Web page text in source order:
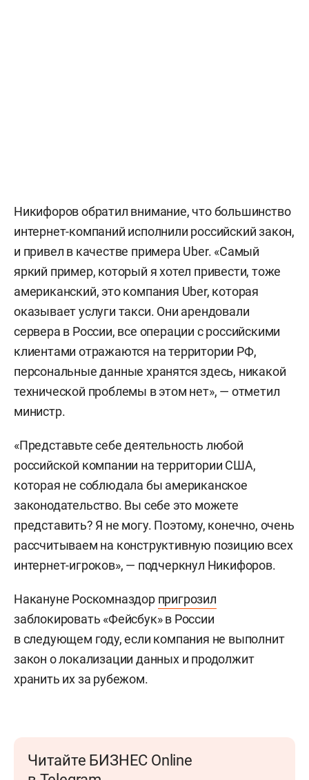
Никифоров обратил внимание, что большинство
интернет-компаний исполнили российский закон,
и привел в качестве примера Uber. «Самый
яркий пример, который я хотел привести, тоже
американский, это компания Uber, которая
оказывает услуги такси. Они арендовали
сервера в России, все операции с российскими
клиентами отражаются на территории РФ,
персональные данные хранятся здесь, никакой
технической проблемы в этом нет», — отметил
министр.
«Представьте себе деятельность любой
российской компании на территории США,
которая не соблюдала бы американское
законодательство. Вы себе это можете
представить? Я не могу. Поэтому, конечно, очень
рассчитываем на конструктивную позицию всех
интернет-игроков», — подчеркнул Никифоров.
Накануне Роскомназдор пригрозил
заблокировать «Фейсбук» в России
в следующем году, если компания не выполнит
закон о локализации данных и продолжит
хранить их за рубежом.
Читайте БИЗНЕС Online